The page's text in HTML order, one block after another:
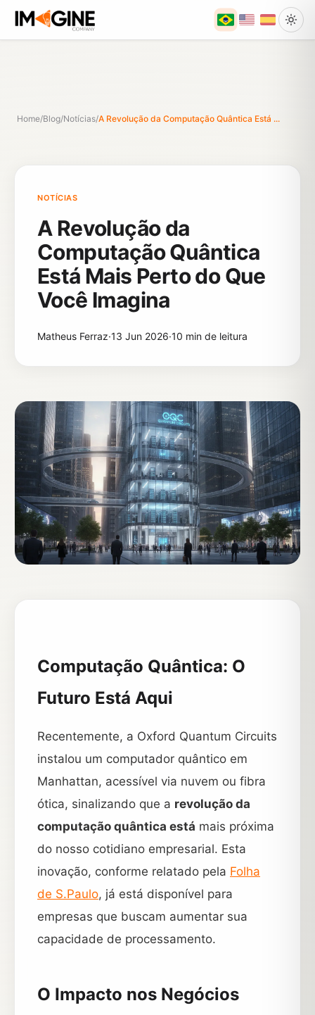
Home/Blog/Notícias/A Revolução da Computação Quântica Está ...
NOTÍCIAS
A Revolução da
Computação Quântica
Está Mais Perto do Que
Você Imagina
Matheus Ferraz·13 Jun 2026·10 min de leitura
Computação Quântica: O
Futuro Está Aqui
Recentemente, a Oxford Quantum Circuits
instalou um computador quântico em
Manhattan, acessível via nuvem ou fibra
ótica, sinalizando que a revolução da
computação quântica está mais próxima
do nosso cotidiano empresarial. Esta
inovação, conforme relatado pela Folha
de S.Paulo, já está disponível para
empresas que buscam aumentar sua
capacidade de processamento.
O Impacto nos Negócios